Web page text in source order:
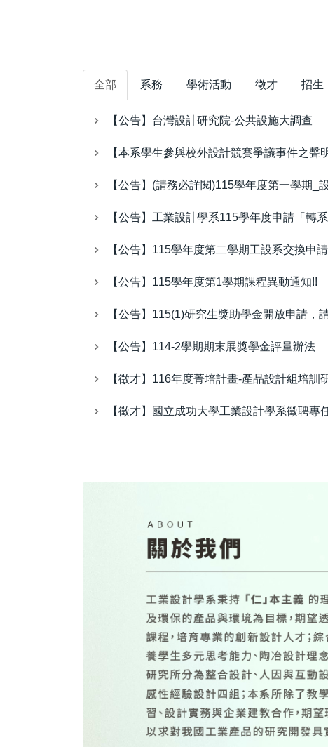
全部 系務 學術活動 徵才 招生
【公告】台灣設計研究院-公共設施大調查
【本系學生參與校外設計競賽爭議事件之聲
【公告】(請務必詳閱)115學年度第一學期
【公告】工業設計學系115學年度申請「轉
【公告】115學年度第二學期工設系交換申
【公告】115學年度第1學期課程異動通知!!
【公告】115(1)研究生獎助學金開放申請，
【公告】114-2學期期末展獎學金評量辦法
【徵才】116年度菁培計畫-產品設計組培訓
【徵才】國立成功大學工業設計學系徵聘專